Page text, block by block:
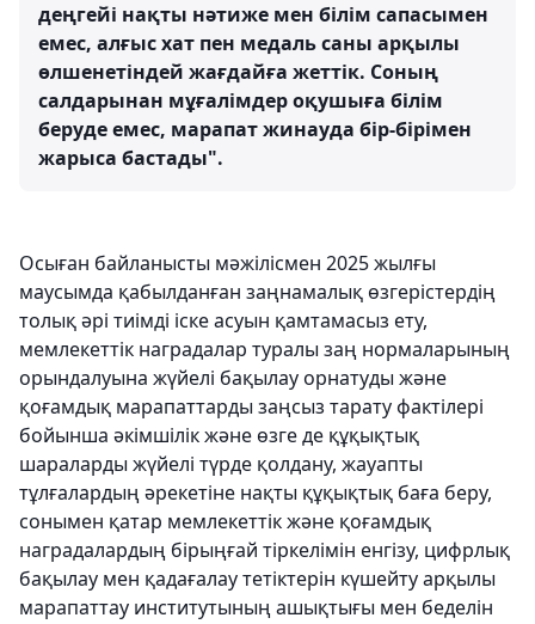
деңгейі нақты нәтиже мен білім сапасымен
емес, алғыс хат пен медаль саны арқылы
өлшенетіндей жағдайға жеттік. Соның
салдарынан мұғалімдер оқушыға білім
беруде емес, марапат жинауда бір-бірімен
жарыса бастады".
Осыған байланысты мәжілісмен 2025 жылғы
маусымда қабылданған заңнамалық өзгерістердің
толық әрі тиімді іске асуын қамтамасыз ету,
мемлекеттік наградалар туралы заң нормаларының
орындалуына жүйелі бақылау орнатуды және
қоғамдық марапаттарды заңсыз тарату фактілері
бойынша әкімшілік және өзге де құқықтық
шараларды жүйелі түрде қолдану, жауапты
тұлғалардың әрекетіне нақты құқықтық баға беру,
сонымен қатар мемлекеттік және қоғамдық
наградалардың бірыңғай тіркелімін енгізу, цифрлық
бақылау мен қадағалау тетіктерін күшейту арқылы
марапаттау институтының ашықтығы мен беделін